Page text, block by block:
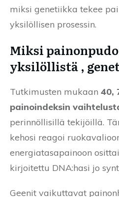
miksi genetiikka tekee
yksilöllisen prosessin.
Miksi
yksilöllistä ,
Tutkimusten mukaan 40,
painoindeksin
perinnöllisillä tekijöillä.
kehosi reagoi
energiatasapainoon
kirjoitettu DNA:hasi jo
Geenit vaikuttavat